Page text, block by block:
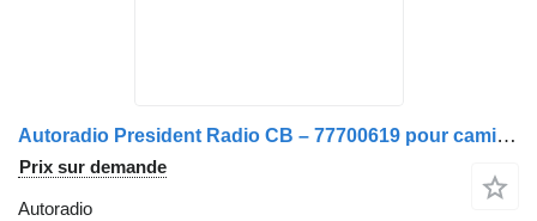
Autoradio President Radio CB – 77700619 pour camion Scania Harry III
Prix sur demande
Autoradio